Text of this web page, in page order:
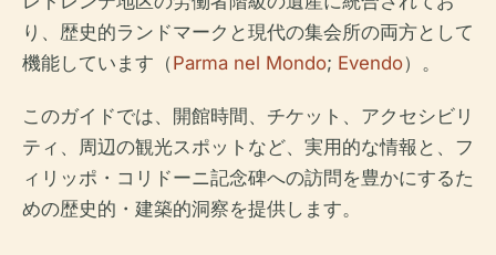
り、歴史的ランドマークと現代の集会所の両方として
機能しています（Parma nel Mondo; Evendo）。
このガイドでは、開館時間、チケット、アクセシビリ
ティ、周辺の観光スポットなど、実用的な情報と、フ
ィリッポ・コリドーニ記念碑への訪問を豊かにするた
めの歴史的・建築的洞察を提供します。